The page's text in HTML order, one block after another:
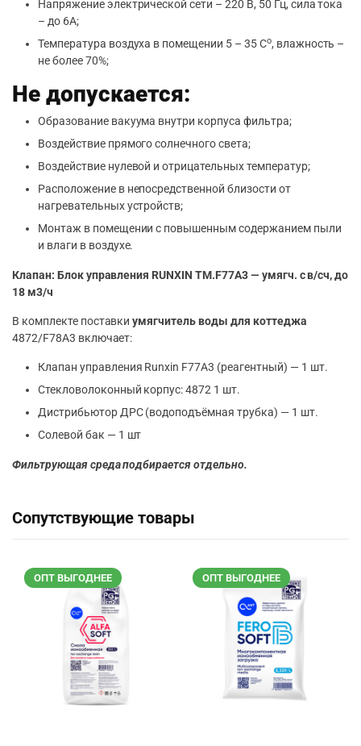
Напряжение электрической сети – 220 В, 50 Гц, сила тока
– до 6А;
Температура воздуха в помещении 5 – 35 Со, влажность –
не более 70%;
Не допускается:
Образование вакуума внутри корпуса фильтра;
Воздействие прямого солнечного света;
Воздействие нулевой и отрицательных температур;
Расположение в непосредственной близости от
нагревательных устройств;
Монтаж в помещении с повышенным содержанием пыли
и влаги в воздухе.
Клапан: Блок управления RUNXIN TM.F77А3 — умягч. с в/сч, до
18 м3/ч
В комплекте поставкиумягчитель воды для коттеджа
4872/F78А3 включает:
Клапан управления Runxin F77A3 (реагентный) — 1 шт.
Стекловолоконный корпус: 4872 1 шт.
Дистрибьютор ДРС (водоподъёмная трубка) — 1 шт.
Солевой бак — 1 шт
Фильтрующая среда подбирается отдельно.
Сопутствующие товары
ОПТ ВЫГОДНЕЕ ОПТ ВЫГОДНЕЕ